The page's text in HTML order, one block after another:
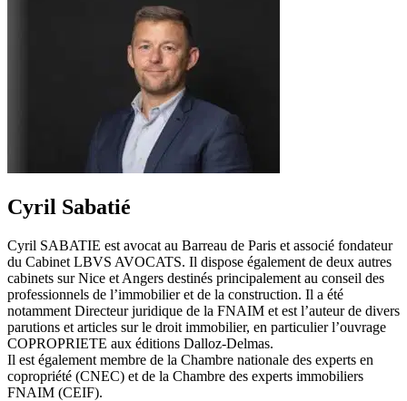
Cyril Sabatié
Cyril SABATIE est avocat au Barreau de Paris et associé fondateur
du Cabinet LBVS AVOCATS. Il dispose également de deux autres
cabinets sur Nice et Angers destinés principalement au conseil des
professionnels de l’immobilier et de la construction. Il a été
notamment Directeur juridique de la FNAIM et est l’auteur de divers
parutions et articles sur le droit immobilier, en particulier l’ouvrage
COPROPRIETE aux éditions Dalloz-Delmas.
Il est également membre de la Chambre nationale des experts en
copropriété (CNEC) et de la Chambre des experts immobiliers
FNAIM (CEIF).